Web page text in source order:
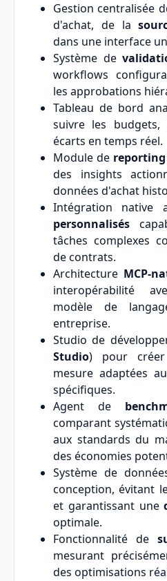
Gestion centralisée
d'achat, de la
dans une interface
Système de
workflows
les approbations
Tableau de bord
suivre les
écarts en temps réel.
Module de
des insights
données d'achat
Intégration native
personnalisés
tâches complexes
de contrats.
Architecture MCP-
interopérabilité
modèle de
entreprise.
Studio de
Studio) pour
mesure adaptées
spécifiques.
Agent de
comparant
aux standards du
des économies
Système de
conception, évitant
et garantissant une
optimale.
Fonctionnalité de
mesurant
des optimisations